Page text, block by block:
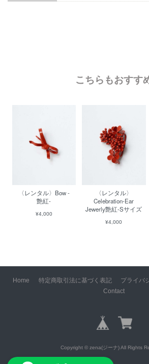
こちらもおすす
〈レンタル〉Bow -
艶紅-
¥4,000
〈レンタル〉
Celebration-Ear
Jewerly艶紅-Sサイズ
¥4,000
Home 特定商取引法に基づく表記 プライバ
Contact
Copyright © zena(ジーナ) All Rights